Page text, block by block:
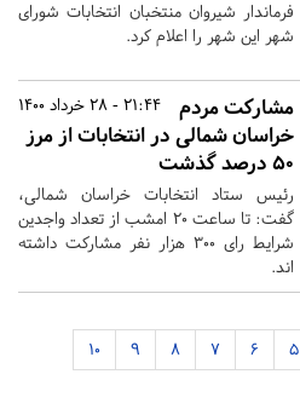
فرماندار شیروان منتخبان انتخابات شورای
شهر این شهر را اعلام کرد.
21:44 - 28 خرداد 1400
مشارکت مردم
خراسان شمالی در انتخابات از مرز
۵٠ درصد گذشت
رئیس ستاد انتخابات خراسان شمالی،
گفت: تا ساعت ۲۰ امشب از تعداد واجدین
شرایط رای ۳۰۰ هزار نفر مشارکت داشته
اند.
5
6
7
8
9
10